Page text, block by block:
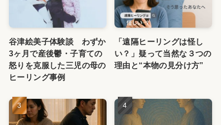
谷津絵美子体験談 わずか
3ヶ月で産後鬱・子育ての
怒りを克服した三児の母の
ヒーリング事例
「遠隔ヒーリングは怪し
い？」疑って当然な３つの
理由と“本物の見分け方”